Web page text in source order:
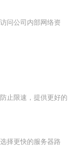
问公司内部网络资
止限速，提供更好的
择更快的服务器路